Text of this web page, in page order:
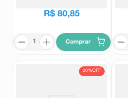
R$ 80,85
Comprar
20%OFF